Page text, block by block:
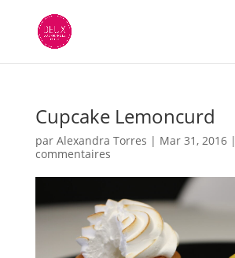
Cupcake Lemoncurd
par Alexandra Torres | Mar 31, 2016|
commentaires